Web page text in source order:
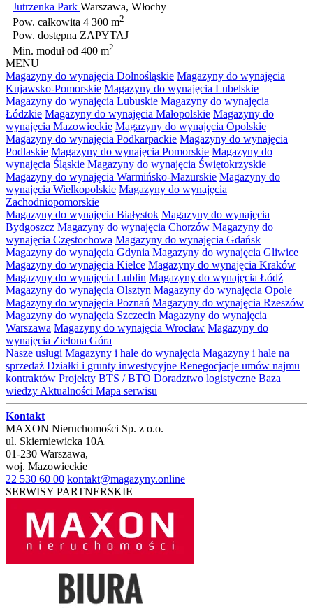
Jutrzenka Park Warszawa, Włochy
Pow. całkowita 4 300 m2
Pow. dostępna ZAPYTAJ
Min. modułod 400 m2
MENU
Magazyny do wynajęcia Dolnośląskie Magazyny do wynajęcia
Kujawsko-Pomorskie Magazyny do wynajęcia Lubelskie
Magazyny do wynajęcia Lubuskie Magazyny do wynajęcia
Łódzkie Magazyny do wynajęcia Małopolskie Magazyny do
wynajęcia Mazowieckie Magazyny do wynajęcia Opolskie
Magazyny do wynajęcia Podkarpackie Magazyny do wynajęcia
Podlaskie Magazyny do wynajęcia Pomorskie Magazyny do
wynajęcia Śląskie Magazyny do wynajęcia Świętokrzyskie
Magazyny do wynajęcia Warmińsko-Mazurskie Magazyny do
wynajęcia Wielkopolskie Magazyny do wynajęcia
Zachodniopomorskie
Magazyny do wynajęcia Białystok Magazyny do wynajęcia
Bydgoszcz Magazyny do wynajęcia Chorzów Magazyny do
wynajęcia Częstochowa Magazyny do wynajęcia Gdańsk
Magazyny do wynajęcia Gdynia Magazyny do wynajęcia Gliwice
Magazyny do wynajęcia Kielce Magazyny do wynajęcia Kraków
Magazyny do wynajęcia Lublin Magazyny do wynajęcia Łódź
Magazyny do wynajęcia Olsztyn Magazyny do wynajęcia Opole
Magazyny do wynajęcia Poznań Magazyny do wynajęcia Rzeszów
Magazyny do wynajęcia Szczecin Magazyny do wynajęcia
Warszawa Magazyny do wynajęcia Wrocław Magazyny do
wynajęcia Zielona Góra
Nasze usługi Magazyny i hale do wynajęcia Magazyny i hale na
sprzedaż Działki i grunty inwestycyjne Renegocjacje umów najmu
kontraktów Projekty BTS / BTO Doradztwo logistyczne Baza
wiedzy Aktualności Mapa serwisu
Kontakt
MAXON Nieruchomości Sp. z o.o.
ul. Skierniewicka 10A
01-230 Warszawa,
woj. Mazowieckie
22 530 60 00 kontakt@magazyny.online
SERWISY PARTNERSKIE